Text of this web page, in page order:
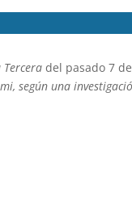
Tercera del pasado 7
según una